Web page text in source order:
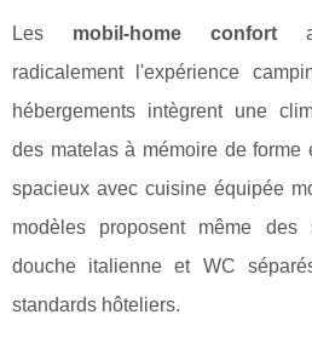
Les mobil-home confort
radicalement l'expérience
hébergements intègrent une
des matelas à mémoire de forme
spacieux avec cuisine équipée
modèles proposent même
douche italienne et WC
standards hôteliers.